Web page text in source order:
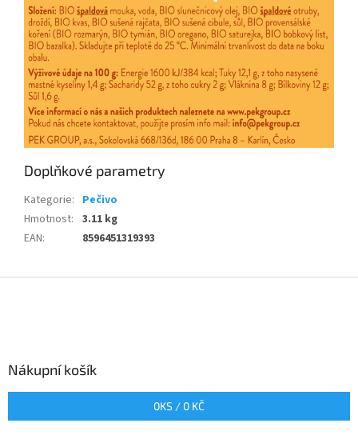
Doplňkové parametry
Kategorie: Pečivo
Hmotnost: 3.11 kg
EAN: 8596451319393
Nákupní košík
0KS / 0 KČ